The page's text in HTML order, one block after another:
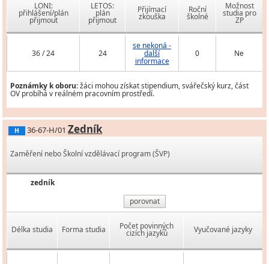
LONI:
přihlášení/plán
přijmout
LETOS:
plán
přijmout
Přijímací
zkouška
Roční
školné
Možnost
studia pro
ZP
36 / 24 24
se nekoná -
další
informace
0 Ne
Poznámky k oboru:žáci mohou získat stipendium, svářečský kurz, část
OV probíhá v reálném pracovním prostředí.
H 36-67-H/01 Zedník
Zaměření nebo Školní vzdělávací program (ŠVP)
zedník
porovnat
Délka studia Forma studia Počet povinných
cizích jazyků Vyučované jazyky